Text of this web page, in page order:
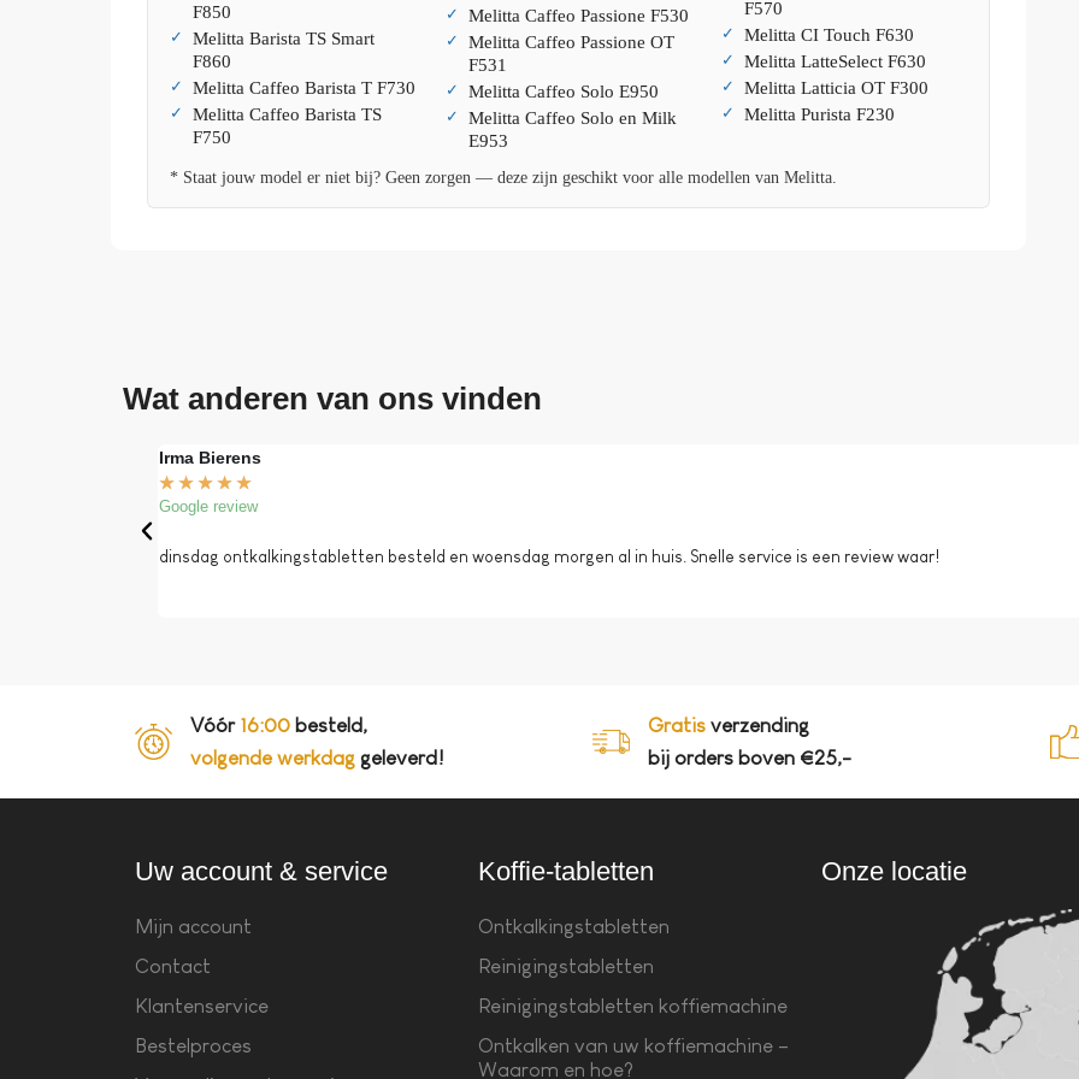
F850
Melitta Barista TS Smart
F860
Melitta Caffeo Barista T F730
Melitta Caffeo Barista TS
F750
Melitta Caffeo Passione F530
Melitta Caffeo Passione OT
F531
Melitta Caffeo Solo E950
Melitta Caffeo Solo en Milk
E953
F570
Melitta CI Touch F630
Melitta LatteSelect F630
Melitta Latticia OT F300
Melitta Purista F230
* Staat jouw model er niet bij? Geen zorgen — deze zijn geschikt voor alle modellen van Melitta.
Wat anderen van ons vinden
Irma Bierens
★ ★ ★ ★ ★
Google review
dinsdag ontkalkingstabletten besteld en woensdag morgen al in huis. Snelle service is een review waar!
Vóór 16:00 besteld,
volgende werkdag geleverd!
Gratis verzending
bij orders boven €25,-
Uw account & service
Mijn account
Contact
Klantenservice
Bestelproces
Koffie-tabletten
Ontkalkingstabletten
Reinigingstabletten
Reinigingstabletten koffiemachine
Ontkalken van uw koffiemachine –
Waarom en hoe?
Onze locatie